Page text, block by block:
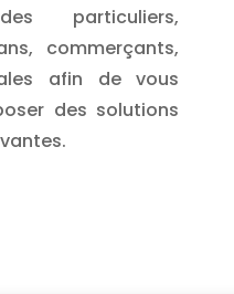
particuliers,
commerçants,
afin de vous
des solutions